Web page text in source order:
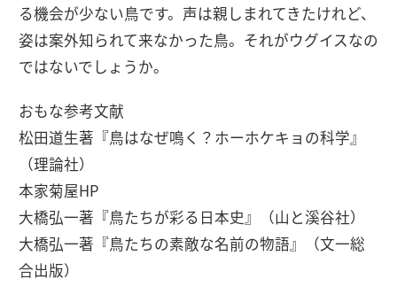
る機会が少ない鳥です。声は親しまれてきたけれど、
姿は案外知られて来なかった鳥。それがウグイスなの
ではないでしょうか。
おもな参考文献
松田道生著『鳥はなぜ鳴く？ホーホケキョの科学』
（理論社）
本家菊屋HP
大橋弘一著『鳥たちが彩る日本史』（山と溪谷社）
大橋弘一著『鳥たちの素敵な名前の物語』（文一総
合出版）